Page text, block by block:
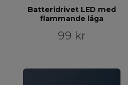
Batteridrivet LED med
flammande låga
99 kr